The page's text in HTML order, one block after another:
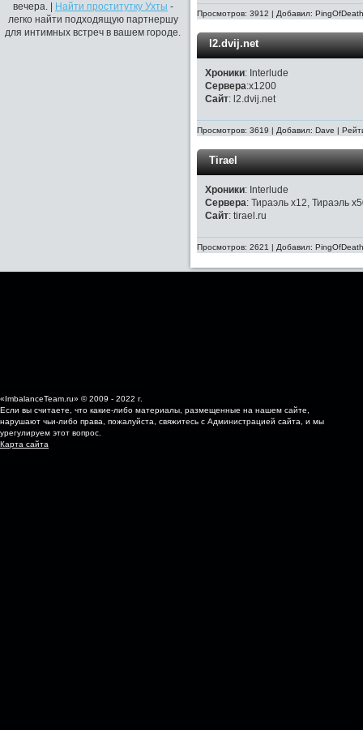
вечера. |
Найти проститутку Ухты -
легко найти подходящую партнершу
для интимных встреч в вашем городе.
Просмотров: 3912 | Добавил:
l2.dvij.net
Хроники: Interlude
Сервера:x1200
Сайт: l2.dvij.net
Просмотров: 3619 | Добавил: Dave |
Tirael
Хроники: Interlude
Сервера: Тираэль x12, Тираэль
Сайт: tirael.ru
Просмотров: 2621 | Добавил:
«ImbalanceTeam.ru» © 2009 - 2022 г.
Если вы считаете, что какие-либо материалы, размещенные на нашем сайте,
нарушают чьи-либо права, пожалуйста, свяжитесь с Администрацией сайта, и мы
урегулируем этот вопрос.
Карта сайта